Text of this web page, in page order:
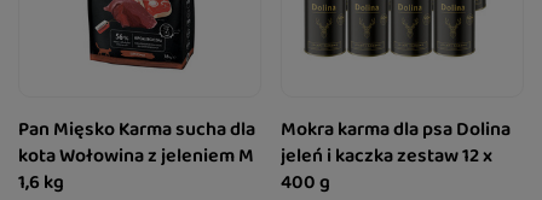
Pan Mięsko Karma sucha dla
kota Wołowina z jeleniem M
1,6 kg
Mokra karma dla psa Dolina
jeleń i kaczka zestaw 12 x
400 g